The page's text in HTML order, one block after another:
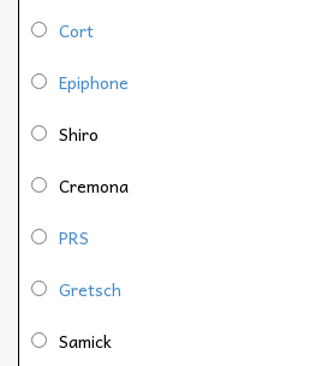
Cort
Epiphone
Shiro
Cremona
PRS
Gretsch
Samick